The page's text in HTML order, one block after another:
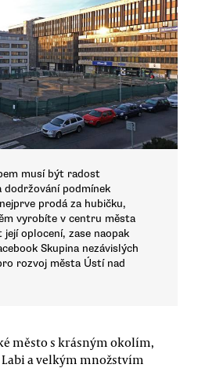
musí být radost
podmínek
prodá za hubičku,
vyrobíte v centru města
oplocení, zase naopak
Skupina nezávislých
rozvoj města Ústí nad
město s krásným okolím,
a velkým množstvím